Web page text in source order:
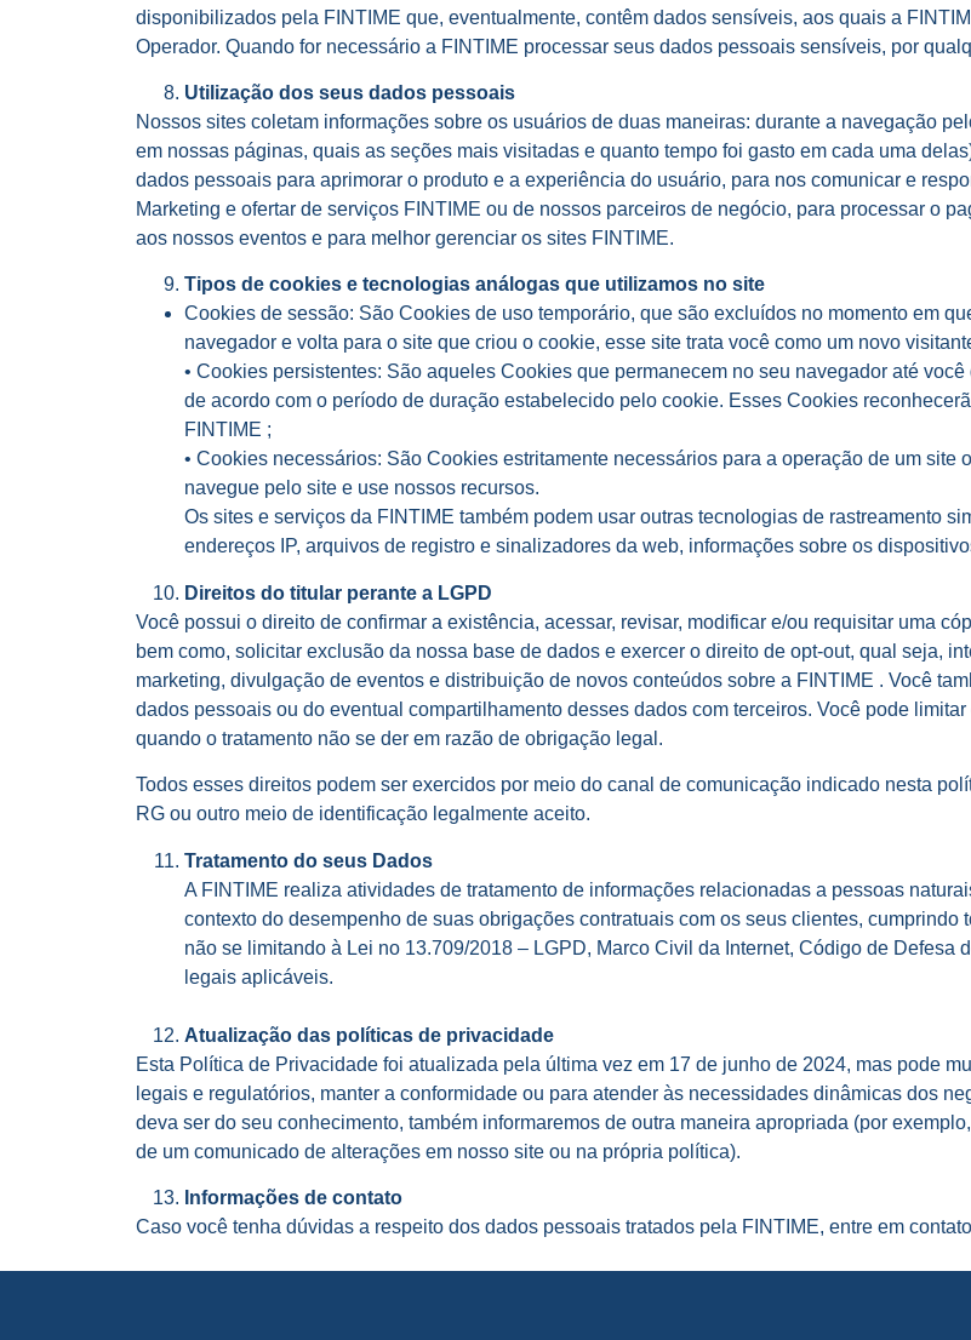
disponibilizados pela FINTIME que, eventualmente, contêm dados sensíveis, aos quais a
Operador. Quando for necessário a FINTIME processar seus dados pessoais sensíveis, por
Utilização dos seus dados pessoais
Nossos sites coletam informações sobre os usuários de duas maneiras: durante a navegação
em nossas páginas, quais as seções mais visitadas e quanto tempo foi gasto em cada uma
dados pessoais para aprimorar o produto e a experiência do usuário, para nos comunicar e
Marketing e ofertar de serviços FINTIME ou de nossos parceiros de negócio, para processar o
aos nossos eventos e para melhor gerenciar os sites FINTIME.
Tipos de cookies e tecnologias análogas que utilizamos no site
Cookies de sessão: São Cookies de uso temporário, que são excluídos no momento em
navegador e volta para o site que criou o cookie, esse site trata você como um novo
• Cookies persistentes: São aqueles Cookies que permanecem no seu navegador até
de acordo com o período de duração estabelecido pelo cookie. Esses Cookies
FINTIME ;
• Cookies necessários: São Cookies estritamente necessários para a operação de um
navegue pelo site e use nossos recursos.
Os sites e serviços da FINTIME também podem usar outras tecnologias de rastreamento
endereços IP, arquivos de registro e sinalizadores da web, informações sobre os
Direitos do titular perante a LGPD
Você possui o direito de confirmar a existência, acessar, revisar, modificar e/ou requisitar uma
bem como, solicitar exclusão da nossa base de dados e exercer o direito de opt-out, qual seja,
marketing, divulgação de eventos e distribuição de novos conteúdos sobre a FINTIME . Você
dados pessoais ou do eventual compartilhamento desses dados com terceiros. Você pode
quando o tratamento não se der em razão de obrigação legal.
Todos esses direitos podem ser exercidos por meio do canal de comunicação indicado nesta
RG ou outro meio de identificação legalmente aceito.
Tratamento do seus Dados
A FINTIME realiza atividades de tratamento de informações relacionadas a pessoas
contexto do desempenho de suas obrigações contratuais com os seus clientes,
não se limitando à Lei no 13.709/2018 – LGPD, Marco Civil da Internet, Código de Defesa
legais aplicáveis.
Atualização das políticas de privacidade
Esta Política de Privacidade foi atualizada pela última vez em 17 de junho de 2024, mas pode
legais e regulatórios, manter a conformidade ou para atender às necessidades dinâmicas dos
deva ser do seu conhecimento, também informaremos de outra maneira apropriada (por
de um comunicado de alterações em nosso site ou na própria política).
Informações de contato
Caso você tenha dúvidas a respeito dos dados pessoais tratados pela FINTIME, entre em